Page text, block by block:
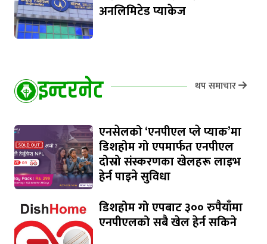
अनलिमिटेड प्याकेज
इन्टरनेट थप समाचार
एनसेलको ‘एनपीएल प्ले प्याक’मा
डिशहोम गो एपमार्फत एनपीएल
दोस्रो संस्करणका खेलहरू लाइभ
हेर्न पाइने सुविधा
डिशहोम गो एपबाट ३०० रुपैयाँमा
एनपीएलको सबै खेल हेर्न सकिने